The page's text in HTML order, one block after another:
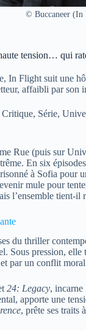
© Buccaneer
tension… qui
In Flight suit une
affaibli par son
Critique, Série,
Rue (puis sur
En six
à Sofia pour
mule pour
l’ensemble tient-il
du thriller
Sous pression,
par un conflit
24: Legacy, incarne
apporte une
, prête ses traits